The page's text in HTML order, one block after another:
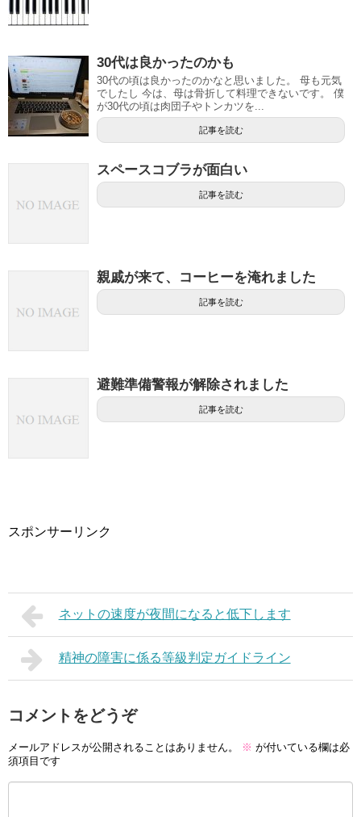
30代は良かったのかも
30代の頃は良かったのかなと思いました。 母も元気
でしたし 今は、母は骨折して料理できないです。 僕
が30代の頃は肉団子やトンカツを...
記事を読む
スペースコブラが面白い
記事を読む
親戚が来て、コーヒーを淹れました
記事を読む
避難準備警報が解除されました
記事を読む
スポンサーリンク
ネットの速度が夜間になると低下します
精神の障害に係る等級判定ガイドライン
コメントをどうぞ
メールアドレスが公開されることはありません。 ※ が付いている欄は必
須項目です